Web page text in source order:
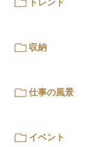
トレンド
収納
仕事の風景
イベント